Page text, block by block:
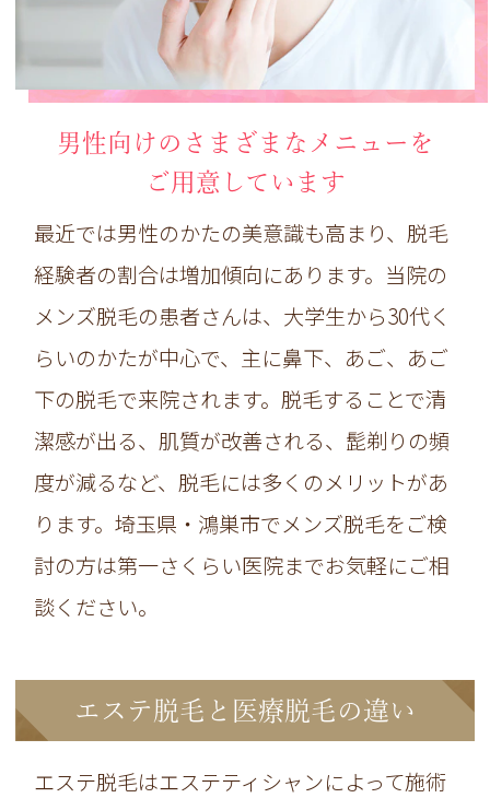
男性向けのさまざまなメニューを
ご用意しています
最近では男性のかたの美意識も高まり、脱毛
経験者の割合は増加傾向にあります。当院の
メンズ脱毛の患者さんは、大学生から30代く
らいのかたが中心で、主に鼻下、あご、あご
下の脱毛で来院されます。脱毛することで清
潔感が出る、肌質が改善される、髭剃りの頻
度が減るなど、脱毛には多くのメリットがあ
ります。埼玉県・鴻巣市でメンズ脱毛をご検
討の方は第一さくらい医院までお気軽にご相
談ください。
エステ脱毛と医療脱毛の違い
エステ脱毛はエステティシャンによって施術